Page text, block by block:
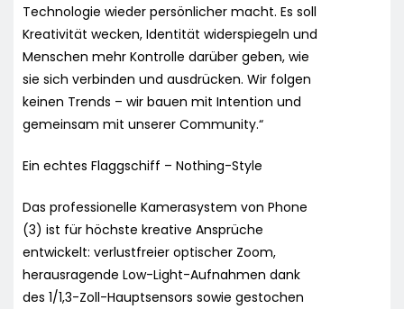
Technologie wieder persönlicher macht. Es soll
Kreativität wecken, Identität widerspiegeln und
Menschen mehr Kontrolle darüber geben, wie
sie sich verbinden und ausdrücken. Wir folgen
keinen Trends – wir bauen mit Intention und
gemeinsam mit unserer Community.“
Ein echtes Flaggschiff – Nothing-Style
Das professionelle Kamerasystem von Phone
(3) ist für höchste kreative Ansprüche
entwickelt: verlustfreier optischer Zoom,
herausragende Low-Light-Aufnahmen dank
des 1/1,3-Zoll-Hauptsensors sowie gestochen